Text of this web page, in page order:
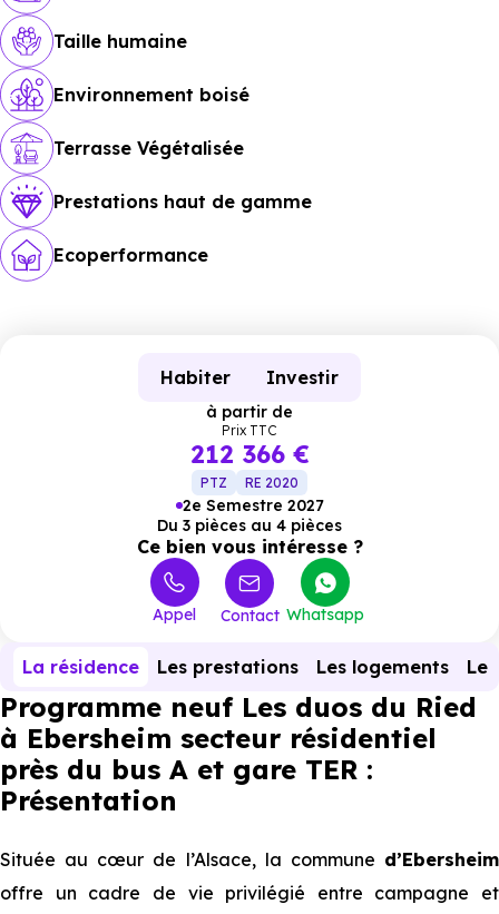
Taille humaine
Environnement boisé
Terrasse Végétalisée
Prestations haut de gamme
Ecoperformance
Habiter Investir
à partir de
Prix TTC
212 366 €
PTZ RE 2020
2e Semestre 2027
Du 3 pièces au 4 pièces
Ce bien vous intéresse ?
Appel Contact Whatsapp
La résidence Les prestations Les logements Le
Programme neuf Les duos du Ried
à Ebersheim secteur résidentiel
près du bus A et gare TER :
Présentation
Située au cœur de l’Alsace, la commune d’Ebersheim
offre un cadre de vie privilégié entre campagne et